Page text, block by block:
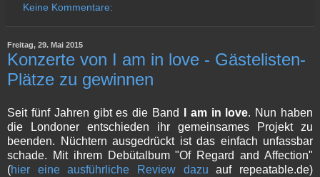
Keine Kommentare:
Freitag, 29. Mai 2015
Konzerte von I am in love - Gästelisten-
Plätze zu gewinnen
Seit fünf Jahren gibt es die Band I am in love. Nun haben
die Londoner entschieden ihr gemeinsames Projekt zu
beenden. Nüchtern ausgedrückt ist das einfach unfassbar
schade. Mit ihrem Debütalbum "Of Regard and Affection"
(hier eine ausführliche Review dazu auf repeatable.de)